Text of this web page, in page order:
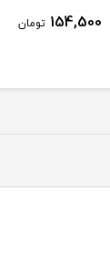
تومان